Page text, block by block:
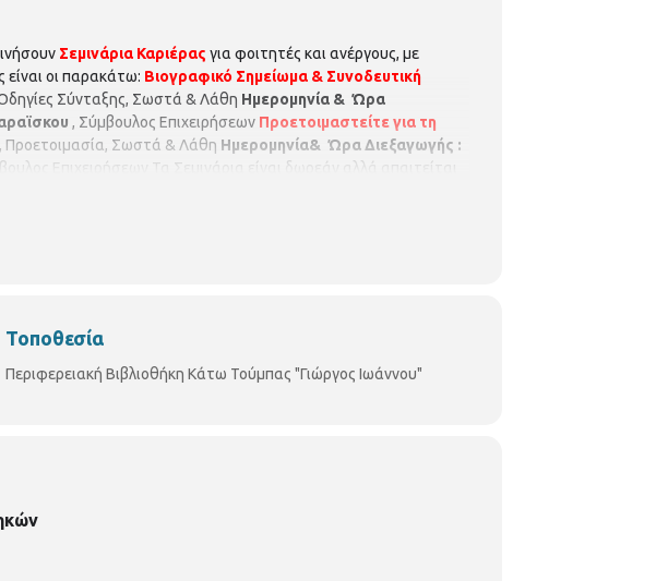
Σεμινάρια Καριέρας για φοιτητές και ανέργους, με
οι παρακάτω: Βιογραφικό Σημείωμα & Συνοδευτική
Σύνταξης, Σωστά & Λάθη Ημερομηνία & Ώρα
, Σύμβουλος Επιχειρήσεων Προετοιμαστείτε για τη
Προετοιμασία, Σωστά & Λάθη Ημερομηνία& Ώρα Διεξαγωγής :
Επιχειρήσεων Τα Σεμινάρια είναι δωρεάν αλλά απαιτείται
Τοποθεσία
Περιφερειακή Βιβλιοθήκη Κάτω Τούμπας "Γιώργος Ιωάννου"